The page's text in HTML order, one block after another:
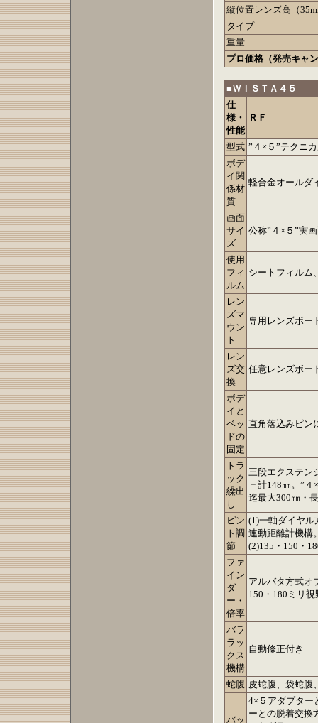
縦位置レンズ高（
タイプ
重量
プロ価格（発売キャ
■ＷＩＳＴＡ４５
仕
様・
性能
ＲＦ
型式 ”４×５”テクニ
ボデ
イ関
係材
質
軽合金オールダ
画面
サイ
ズ
公称”４×５”実
使用
フィ
ルム
シートフィルム
レン
ズマ
ウン
ト
専用レンズボー
レン
ズ交
換
任意レンズボー
ボデ
イと
ベッ
ドの
固定
直角落込みピン
トラ
ック
繰出
し
三段エクステン
＝計148㎜。”
迄最大300㎜・
ピン
ト調
節
(1)一軸ダイヤル
連動距離計機構
(2)135・150・
ファ
イン
ダ
ー・
倍率
アルバタ方式オ
150・180ミリ
バラ
ラッ
クス
機構
自動修正付き
蛇腹 皮蛇腹、袋蛇腹
バッ
4×５アダプター
ーとの脱着交換